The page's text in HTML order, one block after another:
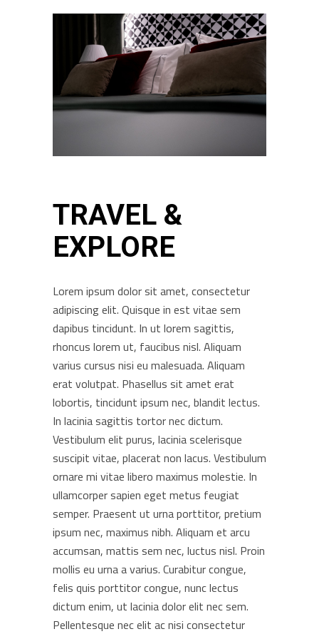
TRAVEL &
EXPLORE
Lorem ipsum dolor sit amet, consectetur
adipiscing elit. Quisque in est vitae sem
dapibus tincidunt. In ut lorem sagittis,
rhoncus lorem ut, faucibus nisl. Aliquam
varius cursus nisi eu malesuada. Aliquam
erat volutpat. Phasellus sit amet erat
lobortis, tincidunt ipsum nec, blandit lectus.
In lacinia sagittis tortor nec dictum.
Vestibulum elit purus, lacinia scelerisque
suscipit vitae, placerat non lacus. Vestibulum
ornare mi vitae libero maximus molestie. In
ullamcorper sapien eget metus feugiat
semper. Praesent ut urna porttitor, pretium
ipsum nec, maximus nibh. Aliquam et arcu
accumsan, mattis sem nec, luctus nisl. Proin
mollis eu urna a varius. Curabitur congue,
felis quis porttitor congue, nunc lectus
dictum enim, ut lacinia dolor elit nec sem.
Pellentesque nec elit ac nisi consectetur